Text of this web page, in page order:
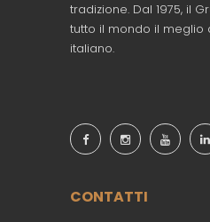
tradizione. Dal 1975, il
tutto il mondo il meglio
italiano.
CONTATTI